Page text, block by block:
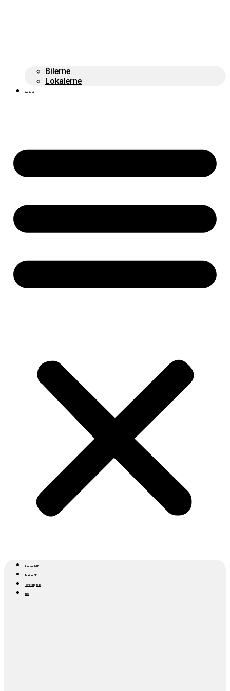
Bilerne
Lokalerne
Kontakt
Personbil B
Trailer BE
Førstehjælp
Info